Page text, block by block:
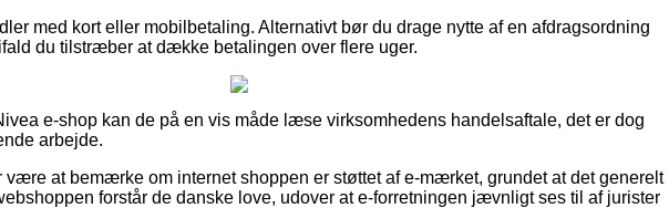
med kort eller mobilbetaling. Alternativt bør du drage nytte af en afdragsordning
du tilstræber at dække betalingen over flere uger.
e-shop kan de på en vis måde læse virksomhedens handelsaftale, det er dog
arbejde.
være at bemærke om internet shoppen er støttet af e-mærket, grundet at det generelt
forstår de danske love, udover at e-forretningen jævnligt ses til af jurister